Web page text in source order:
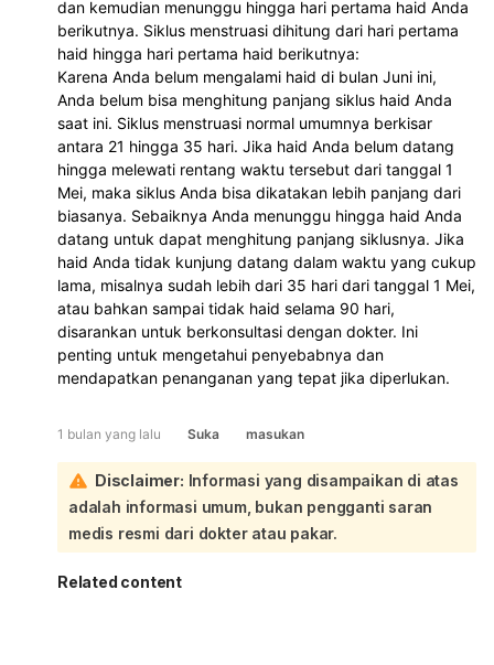
dan kemudian menunggu hingga hari pertama haid Anda
berikutnya. Siklus menstruasi dihitung dari hari pertama
haid hingga hari pertama haid berikutnya:
Karena Anda belum mengalami haid di bulan Juni ini,
Anda belum bisa menghitung panjang siklus haid Anda
saat ini. Siklus menstruasi normal umumnya berkisar
antara 21 hingga 35 hari. Jika haid Anda belum datang
hingga melewati rentang waktu tersebut dari tanggal 1
Mei, maka siklus Anda bisa dikatakan lebih panjang dari
biasanya. Sebaiknya Anda menunggu hingga haid Anda
datang untuk dapat menghitung panjang siklusnya. Jika
haid Anda tidak kunjung datang dalam waktu yang cukup
lama, misalnya sudah lebih dari 35 hari dari tanggal 1 Mei,
atau bahkan sampai tidak haid selama 90 hari,
disarankan untuk berkonsultasi dengan dokter. Ini
penting untuk mengetahui penyebabnya dan
mendapatkan penanganan yang tepat jika diperlukan.
1 bulan yang lalu Suka masukan
Disclaimer: Informasi yang disampaikan di atas
adalah informasi umum, bukan pengganti saran
medis resmi dari dokter atau pakar.
Related content